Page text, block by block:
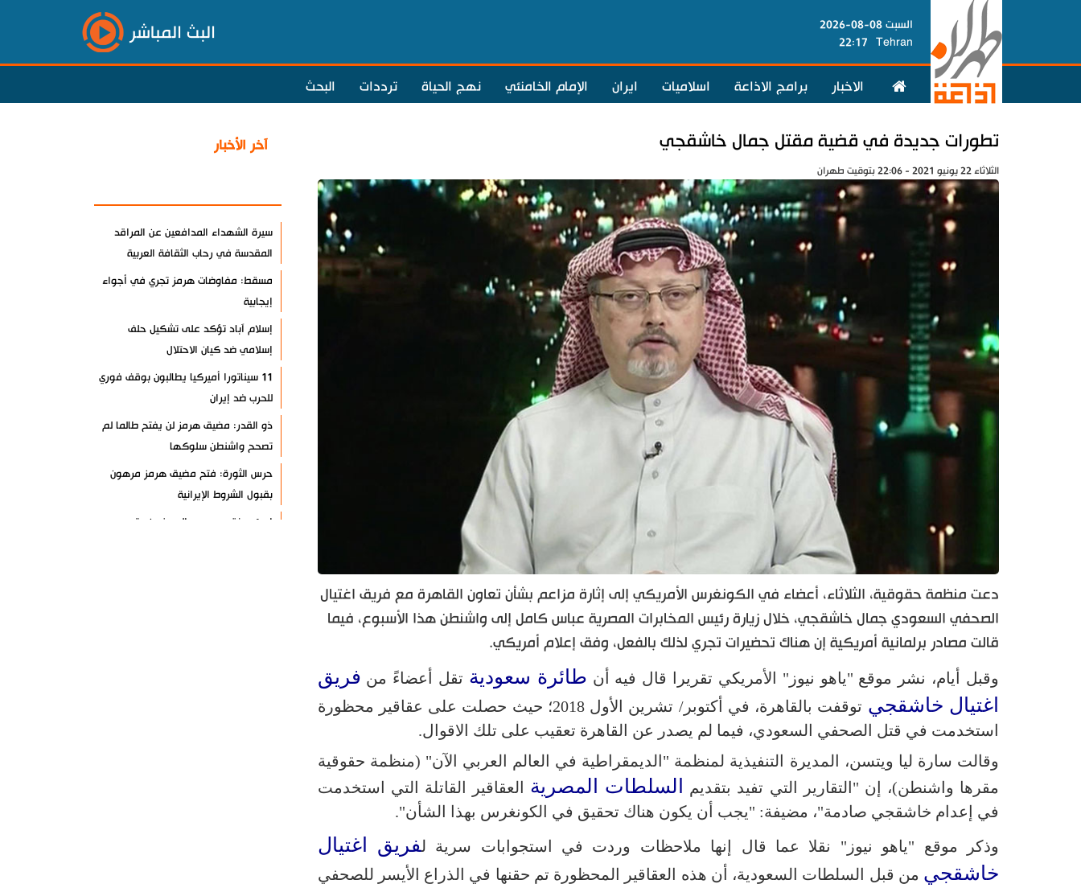
السبت 08-08-2026
Tehran
22:17 البث المباشر
الاخبار برامج الاذاعة اسلاميات ايران الإمام الخامنئي نهج الحياة ترددات البحث
تطورات جديدة في قضية مقتل جمال خاشقجي
الثلاثاء 22 يونيو 2021 - 22:06 بتوقيت طهران
دعت منظمة حقوقية، الثلاثاء، أعضاء في الكونغرس الأمريكي إلى إثارة مزاعم بشأن تعاون القاهرة مع فريق اغتيال
الصحفي السعودي جمال خاشقجي، خلال زيارة رئيس المخابرات المصرية عباس كامل إلى واشنطن هذا الأسبوع، فيما
قالت مصادر برلمانية أمريكية إن هناك تحضيرات تجري لذلك بالفعل، وفق إعلام أمريكي.
وقبل أيام، نشر موقع "ياهو نيوز" الأمريكي تقريرا قال فيه أن طائرة سعودية تقل أعضاءً من فريق
اغتيال خاشقجي
توقفت بالقاهرة، في أكتوبر/ تشرين الأول 2018؛ حيث حصلت على عقاقير محظورة
استخدمت في قتل الصحفي السعودي، فيما لم يصدر عن القاهرة تعقيب على تلك الاقوال.
وقالت سارة ليا ويتسن، المديرة التنفيذية لمنظمة "الديمقراطية في العالم العربي الآن" (منظمة حقوقية
مقرها واشنطن)، إن "التقارير التي تفيد بتقديم
السلطات المصرية العقاقير القاتلة التي استخدمت
في إعدام خاشقجي صادمة"، مضيفة: "يجب أن يكون هناك تحقيق في الكونغرس بهذا الشأن".
وذكر موقع "ياهو نيوز" نقلا عما قال إنها ملاحظات وردت في استجوابات سرية لفريق اغتيال
خاشقجي من قبل السلطات السعودية، أن هذه العقاقير المحظورة تم حقنها في الذراع الأيسر للصحفي
آخر الأخبار
سيرة الشهداء المدافعين عن المراقد
المقدسة في رحاب الثقافة العربية
مسقط: مفاوضات هرمز تجري في أجواء
إيجابية
إسلام آباد تؤكد على تشكيل حلف
إسلامي ضد كيان الاحتلال
11 سيناتورا أميركيا يطالبون بوقف فوري
للحرب ضد إيران
ذو القدر: مضيق هرمز لن يفتح طالما لم
تصحح واشنطن سلوكها
حرس الثورة: فتح مضيق هرمز مرهون
بقبول الشروط الإيرانية
إيجئي: نقدر جهود الصحفيين وتصديهم